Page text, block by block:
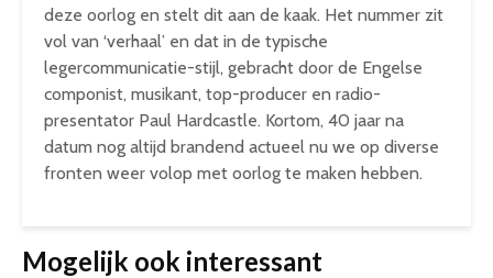
deze oorlog en stelt dit aan de kaak. Het nummer zit
vol van ‘verhaal’ en dat in de typische
legercommunicatie-stijl, gebracht door de Engelse
componist, musikant, top-producer en radio-
presentator Paul Hardcastle. Kortom, 40 jaar na
datum nog altijd brandend actueel nu we op diverse
fronten weer volop met oorlog te maken hebben.
Mogelijk ook interessant